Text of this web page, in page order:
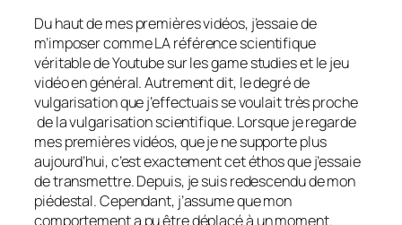
Du haut de mes premières vidéos, j’essaie de
m’imposer comme LA référence scientifique
véritable de Youtube sur lesgame studieset le jeu
vidéo en général. Autrement dit, le degré de
vulgarisation que j’effectuais se voulait très proche
de la vulgarisation scientifique. Lorsque je regarde
mes premières vidéos, que je ne supporte plus
aujourd’hui, c’est exactement cet éthos que j’essaie
de transmettre. Depuis, je suis redescendu de mon
piédestal. Cependant, j’assume que mon
comportement a pu être déplacé à un moment.